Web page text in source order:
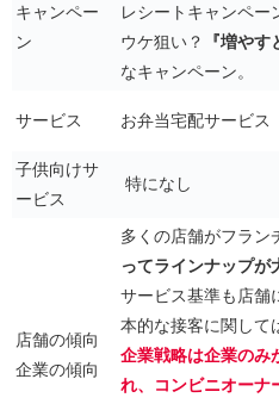
キャンペー
ン
レシートキャンペー
ウケ狙い？
『増や
なキャンペーン。
サービス お弁当宅配サービス
子供向けサ
ービス
特になし
店舗の傾向
企業の傾向
多くの店舗がフラン
ってラインナップが
サービス基準も店舗
本的な接客に関して
企業戦略は企業のみ
れ、コンビニオーナ